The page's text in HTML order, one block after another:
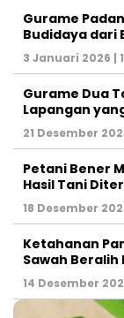
Gurame
Budidaya dari
3 Januari 2026 |
Gurame Dua
Lapangan
21 Desember
Petani Bener
Hasil Tani
18 Desember
Ketahanan
Sawah Beralih
14 Desember